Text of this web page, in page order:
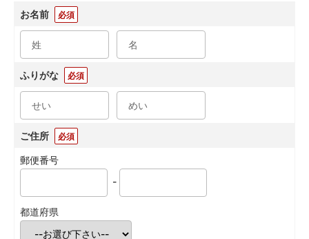
お名前
必須
ふりがな 必須
ご住所 必須
郵便番号
-
都道府県